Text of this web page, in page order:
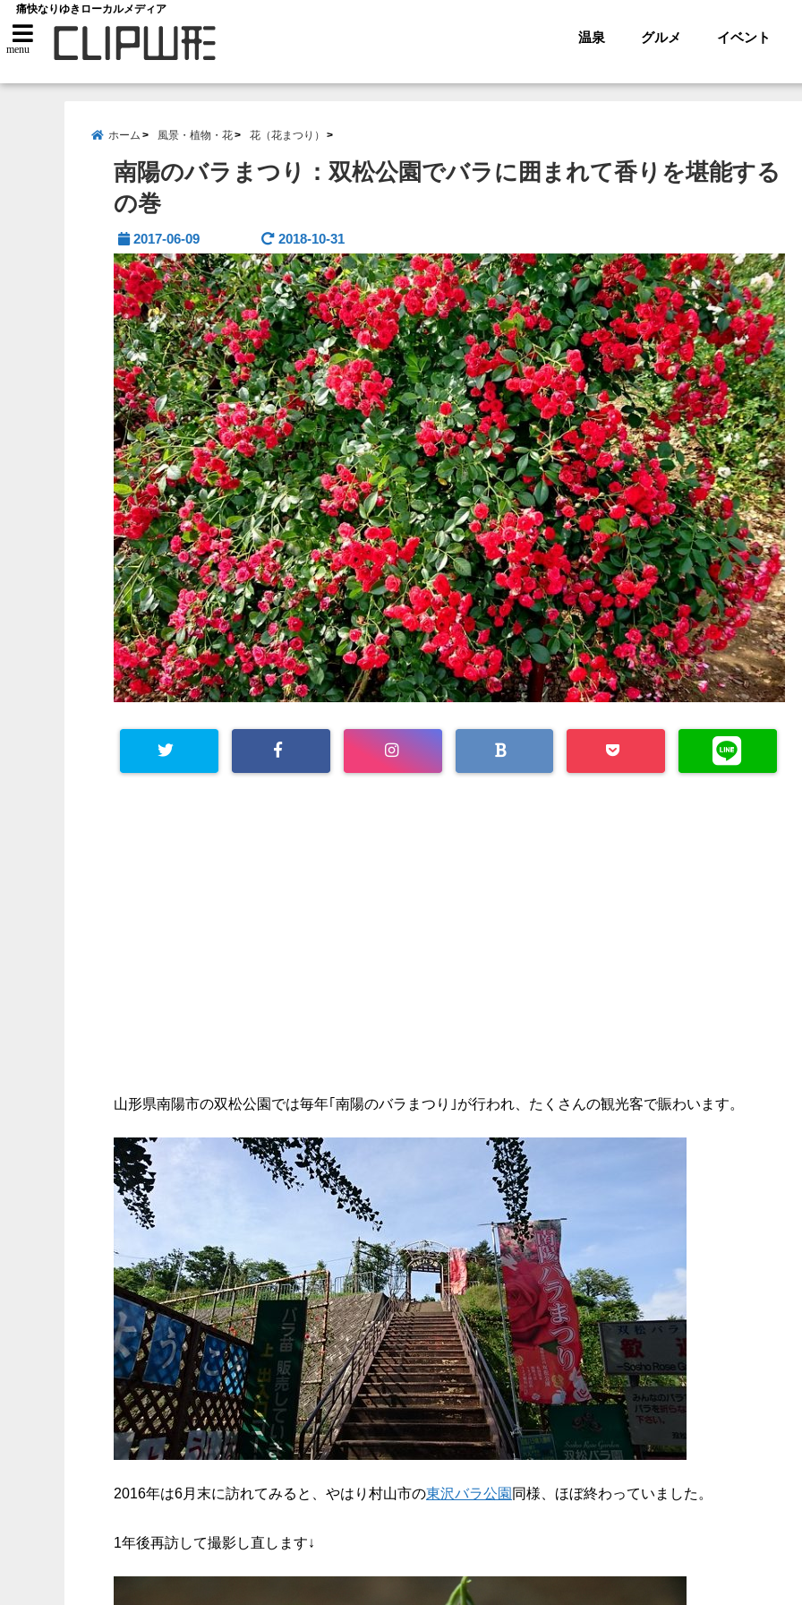
痛快なりゆきローカルメディア
menu
温泉 グルメ イベント
ホーム 風景・植物・花 花（花まつり）
南陽のバラまつり：双松公園でバラに囲まれて香りを堪能する
の巻
2017-06-09 2018-10-31
山形県南陽市の双松公園では毎年｢南陽のバラまつり｣が行われ、たくさんの観光客で賑わいます。
2016年は6月末に訪れてみると、やはり村山市の東沢バラ公園 同様、ほぼ終わっていました。
1年後再訪して撮影し直します↓